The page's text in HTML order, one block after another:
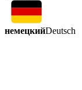
немецкийDeutsch